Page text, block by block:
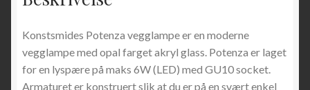
Konstsmides Potenza vegglampe er en moderne
vegglampe med opal farget akryl glass. Potenza er laget
for en lyspære på maks 6W (LED) med GU10 socket.
Armaturet er konstruert slik at du er på en svært enkel